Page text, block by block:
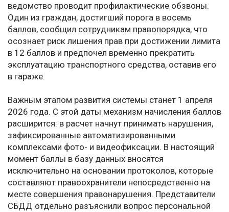
ведомство проводит профилактические обзвоны.
Один из граждан, достигший порога в восемь
баллов, сообщил сотрудникам правопорядка, что
осознает риск лишения прав при достижении лимита
в 12 баллов и предпочел временно прекратить
эксплуатацию транспортного средства, оставив его
в гараже.
Важным этапом развития системы станет 1 апреля
2026 года. С этой даты механизм начисления баллов
расширится: в расчет начнут принимать нарушения,
зафиксированные автоматизированными
комплексами фото- и видеофиксации. В настоящий
момент баллы в базу данных вносятся
исключительно на основании протоколов, которые
составляют правоохранители непосредственно на
месте совершения правонарушения. Представители
СБДД отдельно разъяснили вопрос персональной